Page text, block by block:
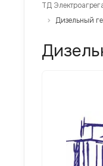
ТД
Дизельный